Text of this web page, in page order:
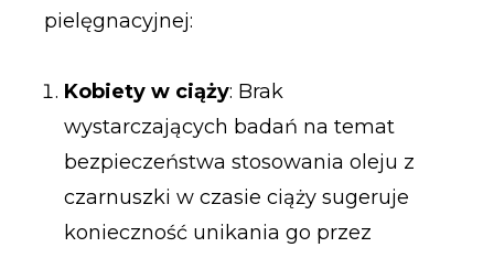
pielęgnacyjnej:
Kobiety w ciąży: Brak
wystarczających badań na temat
bezpieczeństwa stosowania oleju z
czarnuszki w czasie ciąży sugeruje
konieczność unikania go przez